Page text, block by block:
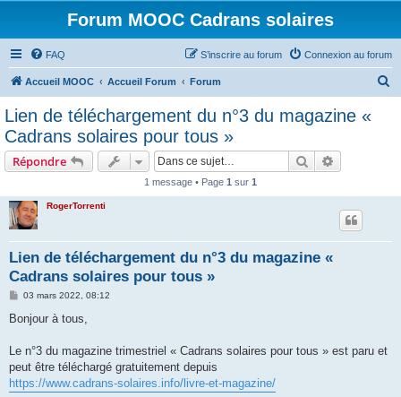
Forum MOOC Cadrans solaires
FAQ Connexion au forum
S’inscrire au forum
Accueil MOOC Accueil Forum Forum
Lien de téléchargement du n°3 du magazine «
Cadrans solaires pour tous »
Répondre Rechercher
1 message • Page 1 sur 1
RogerTorrenti
Lien de téléchargement du n°3 du magazine «
Cadrans solaires pour tous »
M
s
g
03 mars 2022, 08:12
Bonjour à tous,
Le n°3 du magazine trimestriel « Cadrans solaires pour tous » est paru et
peut être téléchargé gratuitement depuis
https://www.cadrans-solaires.info/livre-et-magazine/